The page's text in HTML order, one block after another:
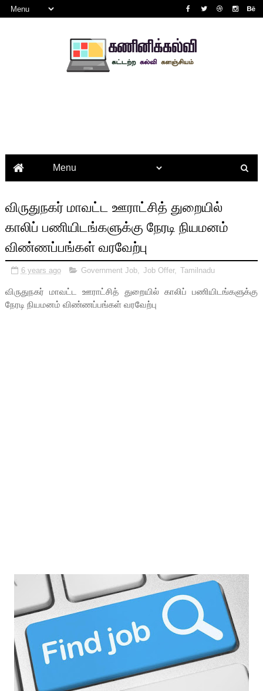
விருதுநகர் மாவட்ட ஊராட்சித் துறையில்
காலிப் பணியிடங்களுக்கு நேரடி நியமனம்
விண்ணப்பங்கள் வரவேற்பு
6 years ago Government Job, Job Offer, Tamilnadu
விருதுநகர் மாவட்ட ஊராட்சித் துறையில் காலிப் பணியிடங்களுக்கு
நேரடி நியமனம் விண்ணப்பங்கள் வரவேற்பு